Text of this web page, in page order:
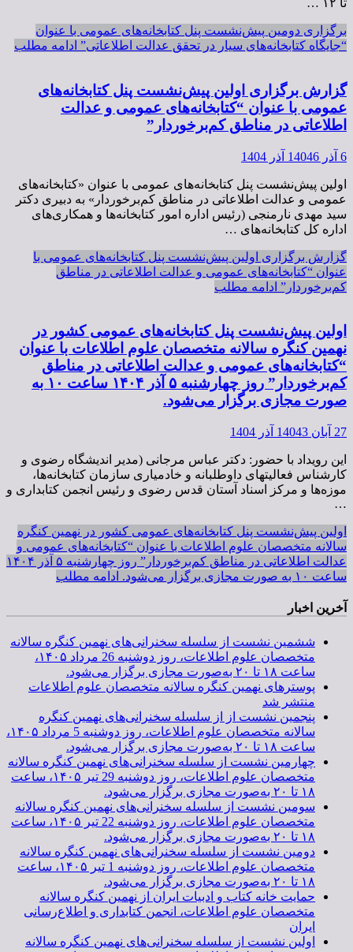
تا ۱۲ …
برگزاری دومین پیش‌نشست پنل کتابخانه‌های عمومی با عنوان
“جایگاه کتابخانه‌های سیار در تحقق عدالت اطلاعاتی” ادامه مطلب
گزارش برگزاری اولین پیش‌نشست پنل کتابخانه‌های
عمومی با عنوان “کتابخانه‌های عمومی و عدالت
اطلاعاتی در مناطق کم‌برخوردار”
6 آذر 1404 6 آذر 1404
اولین پیش‌نشست پنل کتابخانه‌های عمومی با عنوان «کتابخانه‌های
عمومی و عدالت اطلاعاتی در مناطق کم‌برخوردار» به دبیری دکتر
سید مهدی نارمنجی (رئیس اداره امور کتابخانه‌ها و همکاری‌های
اداره کل کتابخانه‌های …
گزارش برگزاری اولین پیش‌نشست پنل کتابخانه‌های عمومی با
عنوان “کتابخانه‌های عمومی و عدالت اطلاعاتی در مناطق
کم‌برخوردار” ادامه مطلب
اولین پیش‌نشست پنل کتابخانه‌های عمومی کشور در
نهمین کنگره سالانه متخصصان علوم اطلاعات با عنوان
“کتابخانه‌های عمومی و عدالت اطلاعاتی در مناطق
کم‌برخوردار” روز چهارشنبه ۵ آذر ۱۴۰۴ ساعت ۱۰ به
صورت مجازی برگزار می‌شود.
27 آبان 1404 3 آذر 1404
این رویداد با حضور: دکتر عباس مرجانی (مدیر اندیشگاه رضوی و
کارشناس فعالیتهای داوطلبانه و خادمیاری سازمان کتابخانه‌ها،
موزه‌ها و مرکز اسناد آستان قدس رضوی و رئیس انجمن کتابداری و
…
اولین پیش‌نشست پنل کتابخانه‌های عمومی کشور در نهمین کنگره
سالانه متخصصان علوم اطلاعات با عنوان “کتابخانه‌های عمومی و
عدالت اطلاعاتی در مناطق کم‌برخوردار” روز چهارشنبه ۵ آذر ۱۴۰۴
ساعت ۱۰ به صورت مجازی برگزار می‌شود.
ادامه مطلب
آخرین اخبار
ششمین نشست از سلسله سخنرانی‌های نهمین کنگره سالانه
متخصصان علوم اطلاعات، روز دوشنبه 26 مرداد ۱۴۰۵،
ساعت ۱۸ تا ۲۰ به‌صورت مجازی برگزار می‌شود.
پوسترهای نهمین کنگره سالانه متخصصان علوم اطلاعات
منتشر شد
پنجمین نشست از از سلسله سخنرانی‌های نهمین کنگره
سالانه متخصصان علوم اطلاعات، روز دوشنبه 5 مرداد ۱۴۰۵،
ساعت ۱۸ تا ۲۰ به‌صورت مجازی برگزار می‌شود.
چهارمین نشست از سلسله سخنرانی‌های نهمین کنگره سالانه
متخصصان علوم اطلاعات، روز دوشنبه 29 تیر ۱۴۰۵، ساعت
۱۸ تا ۲۰ به‌صورت مجازی برگزار می‌شود.
سومین نشست از سلسله سخنرانی‌های نهمین کنگره سالانه
متخصصان علوم اطلاعات، روز دوشنبه 22 تیر ۱۴۰۵، ساعت
۱۸ تا ۲۰ به‌صورت مجازی برگزار می‌شود.
دومین نشست از سلسله سخنرانی‌های نهمین کنگره سالانه
متخصصان علوم اطلاعات، روز دوشنبه 1 تیر ۱۴۰۵، ساعت
۱۸ تا ۲۰ به‌صورت مجازی برگزار می‌شود.
حمایت خانه کتاب و ادبیات ایران از نهمین کنگره سالانه
متخصصان علوم اطلاعات، انجمن کتابداری و اطلاع‌رسانی
ایران
اولین نشست از سلسله سخنرانی‌های نهمین کنگره سالانه